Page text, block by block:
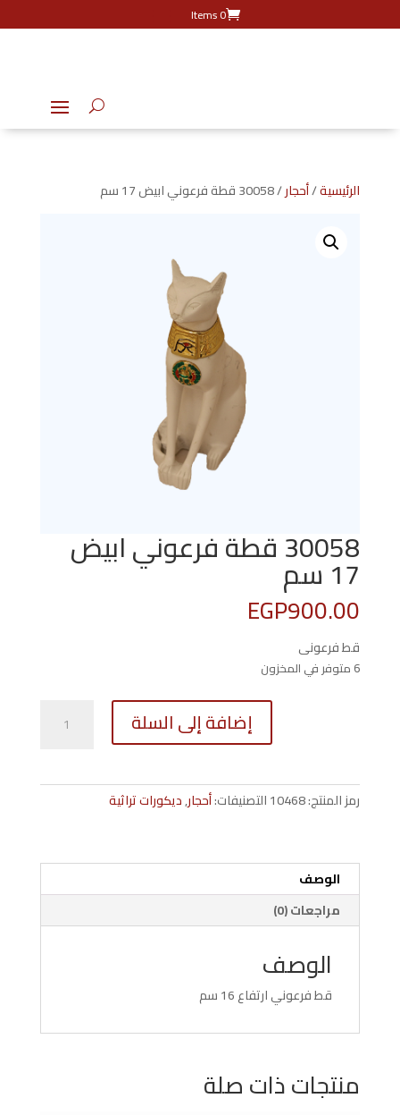
0 Items
الرئيسية/أحجار/ 30058 قطة فرعوني ابيض 17 سم
30058 قطة فرعوني ابيض
17 سم
EGP900.00
قط فرعونى
6 متوفر في المخزون
30058
ابيض
إضافة إلى السلة
رمز المنتج:10468التصنيفات:أحجار,ديكورات تراثية
الوصف
مراجعات (0)
الوصف
قط فرعوني ارتفاع 16 سم
منتجات ذات صلة